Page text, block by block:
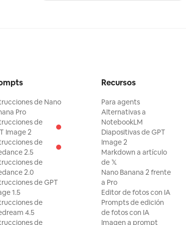
'marca
serie
de Nano
Pro
de
Image 2
de
2.5
de
2.0
de GPT
1.5
de
4.5
de
Recursos
Para agents
Alternativas a
NotebookLM
Diapositivas de GPT
Image 2
Markdown a artículo
de 𝕏
Nano Banana 2 frente
a Pro
Editor de fotos con IA
Prompts de edición
de fotos con IA
Imagen a prompt